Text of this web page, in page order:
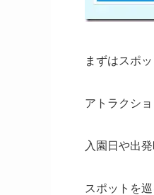
まずはスポ
アトラクシ
入園日や出
スポットを